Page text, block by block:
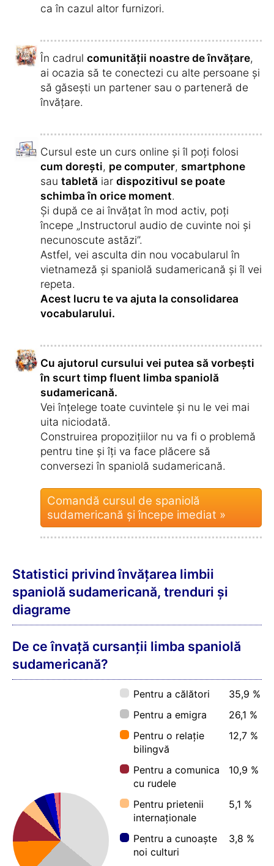
Construirea propozițiilor nu va fi o problemă
Comandă cursul de spaniolă
sudamericană și începe imediat »
Statistici privind învățarea limbii
spaniolă sudamericană, trenduri și
diagrame
De ce învață cursanții limba spaniolă
sudamericană?
Pentru a călători
35,9 %
Pentru o relație
12,7 %
Pentru prietenii
internaționale
5,1 %
Pentru a cunoaște
3,8 %
Pentru
îmbunătățirea
memoriei
3,2 %
Pentru profesie și
carieră
1,5 %
Pentru școală,
facultate sau stagiu
Ce vârstă au cursanții de spaniolă
sudamericană?
Mobil (iOS, Android)
PC (Windows, Mac, Linux)
Cât timp alocă cursanții de spaniolă
sudamericană învățării zilnice?